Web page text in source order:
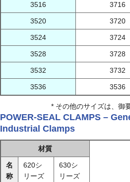
3516 3716
3520 3720
3524 3724
3528 3728
3532 3732
3536 3536
* その他のサイズは、御
POWER-SEAL CLAMPS –
Industrial Clamps
材質
名
称
620シ
リーズ
630シ
リーズ